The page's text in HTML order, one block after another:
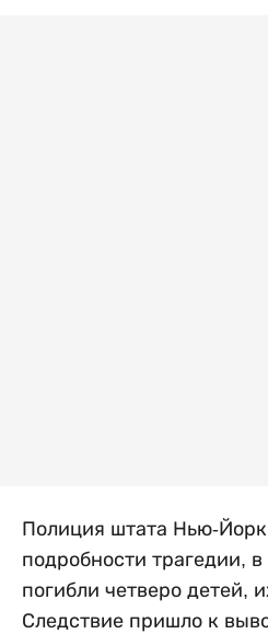
Полиция штата Нью-
подробности трагедии, в
погибли четверо детей,
Следствие пришло к